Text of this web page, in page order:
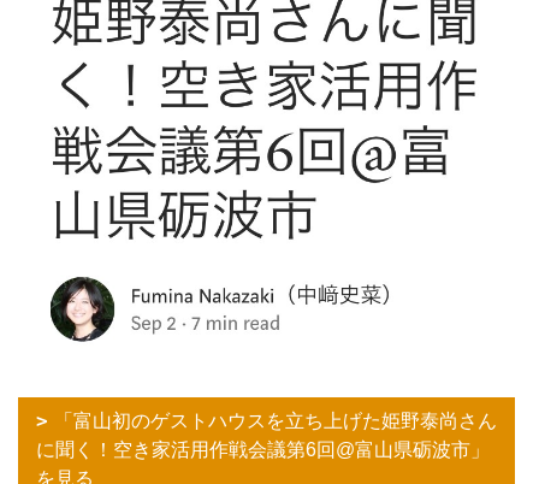
「富山初のゲストハウスを立ち上げた姫野泰尚さん
に聞く！空き家活用作戦会議第6回@富山県砺波市」
を見る